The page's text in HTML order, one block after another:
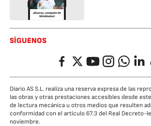
SÍGUENOS
FacebookTwitterYouTubeInstagramWhatsapp
Diario AS S.L. realiza una reserva expresa de las
las obras y otras prestaciones accesibles desde
de lectura mecánica u otros medios que resulten
conformidad con el artículo 67.3 del Real Decreto-
noviembre.